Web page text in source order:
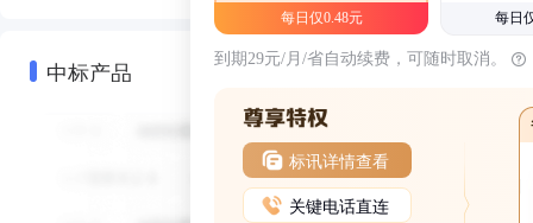
中标产品
每日仅0.48元 每日
到期29元/月/省自动续费，可随时取消。
标讯详情查看
关键电话直连